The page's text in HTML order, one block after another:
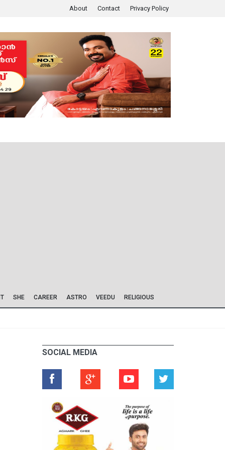
About Contact Privacy Policy
SHE CAREER ASTRO VEEDU RELIGIOUS
SOCIAL MEDIA